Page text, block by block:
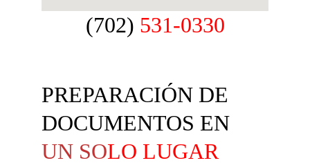
(702) 531-0330
PREPARACIÓN DE
DOCUMENTOS EN
UN SOLO LUGAR